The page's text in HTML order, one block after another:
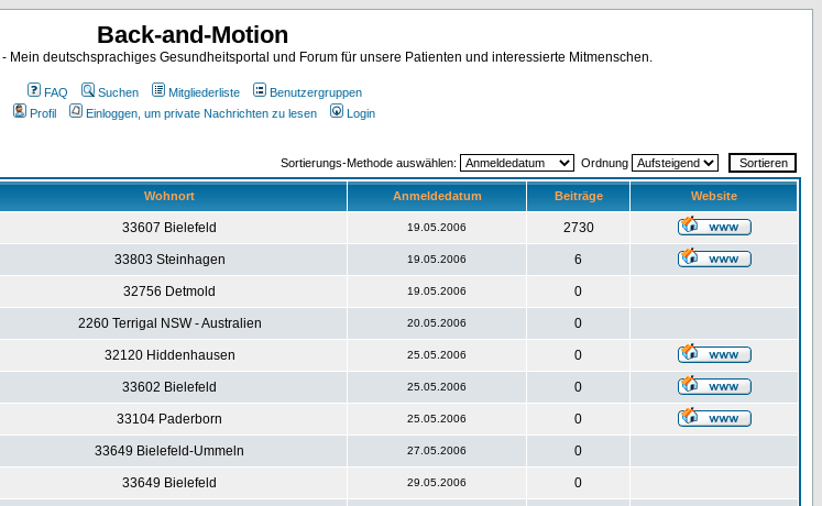
Back-and-Motion
Mein deutschsprachiges Gesundheitsportal und Forum für unsere Patienten und interessierte Mitmenschen.
FAQ Suchen Mitgliederliste
Benutzergruppen
Profil
Einloggen, um private Nachrichten zu lesen Login
Sortierungs-Methode auswählen: Ordnung
Wohnort Anmeldedatum Beiträge Website
33607 Bielefeld 19.05.2006 2730
33803 Steinhagen 19.05.2006 6
32756 Detmold 19.05.2006 0
2260 Terrigal NSW - Australien 20.05.2006 0
32120 Hiddenhausen 25.05.2006 0
33602 Bielefeld 25.05.2006 0
33104 Paderborn 25.05.2006 0
33649 Bielefeld-Ummeln 27.05.2006 0
33649 Bielefeld 29.05.2006 0